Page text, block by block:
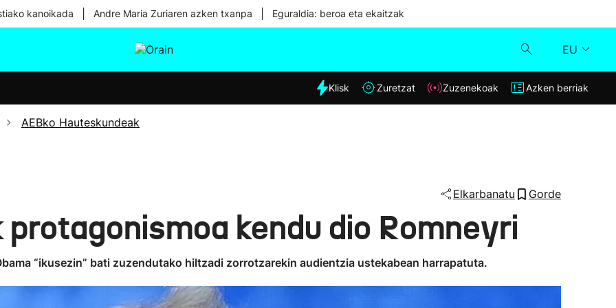
kanoikada Andre Maria Zuriaren azken txanpa Eguraldia: beroa eta ekaitzak
EU
Eguraldia
Klisk
Klisk Zuretzat Zuzenekoak Azken berriak
AEBko Hauteskundeak
Elkarbanatu Gorde
kendu dio Romneyri
“ikusezin” bati zuzendutako hiltzadi zorrotzarekin audientzia ustekabean harrapatuta.